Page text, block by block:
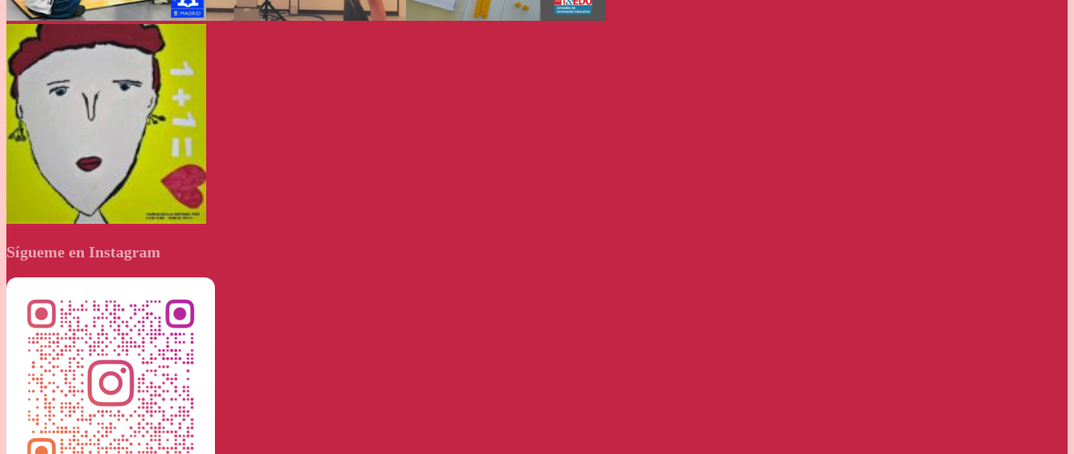
Sígueme en Instagram